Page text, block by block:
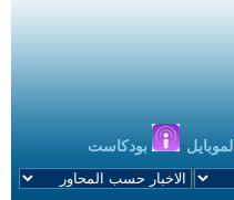
الموبايل بودكاست